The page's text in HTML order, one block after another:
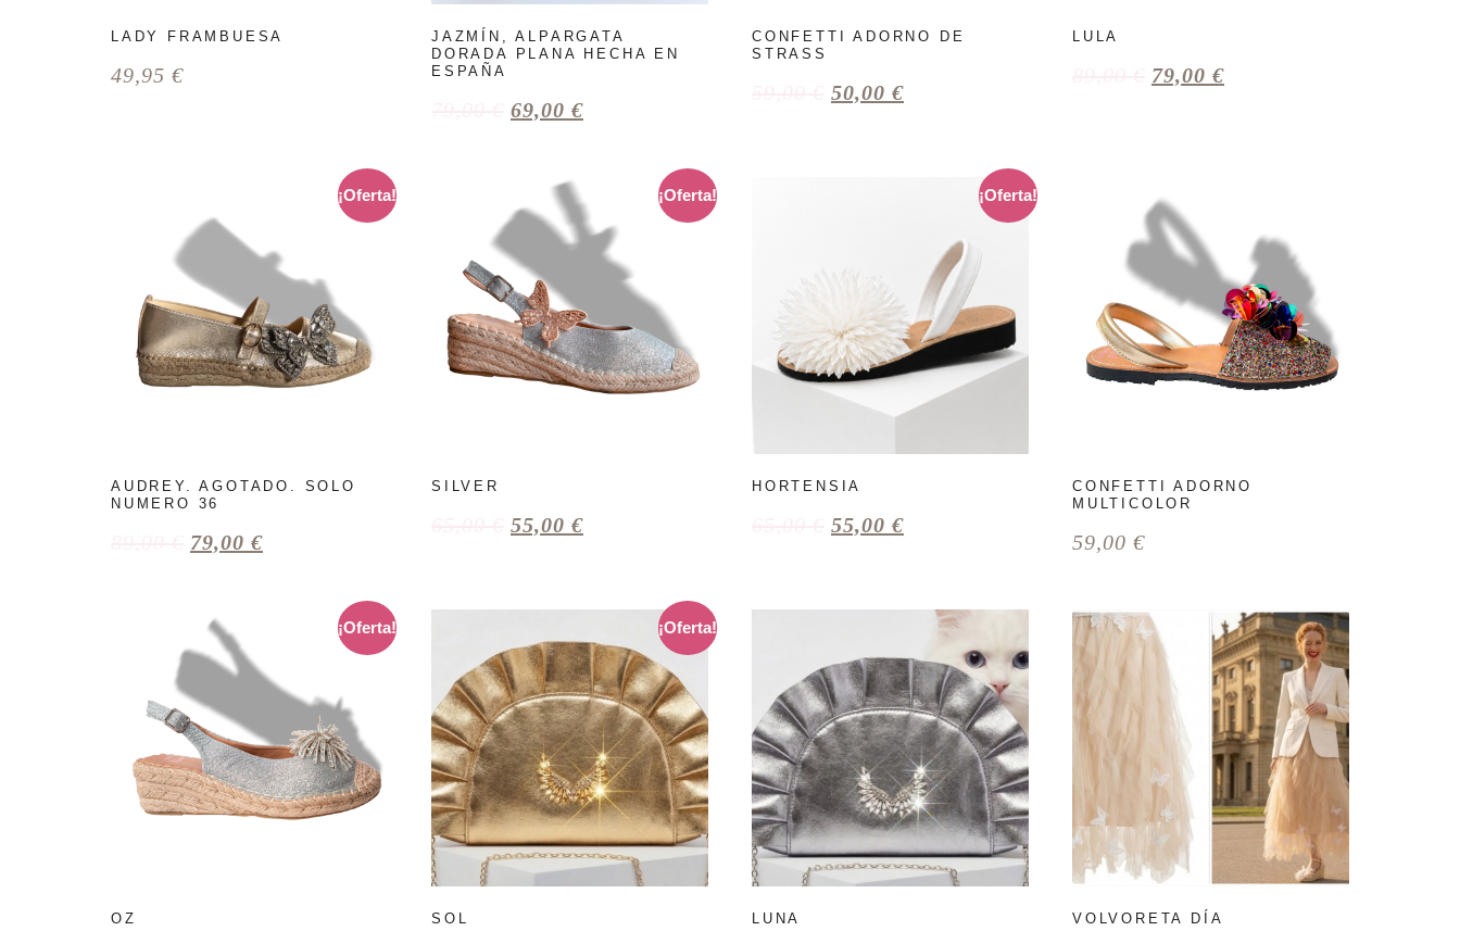
LADY FRAMBUESA
49,95 €
JAZMÍN, ALPARGATA
DORADA PLANA HECHA EN
ESPAÑA
69,00 €
CONFETTI ADORNO DE
STRASS
50,00 €
LULA
79,00 €
¡Oferta!
AUDREY. AGOTADO. SOLO
NUMERO 36
79,00 €
¡Oferta!
SILVER
55,00 €
¡Oferta!
HORTENSIA
55,00 €
CONFETTI ADORNO
MULTICOLOR
59,00 €
¡Oferta!
OZ
¡Oferta!
SOL LUNA VOLVORETA DÍA